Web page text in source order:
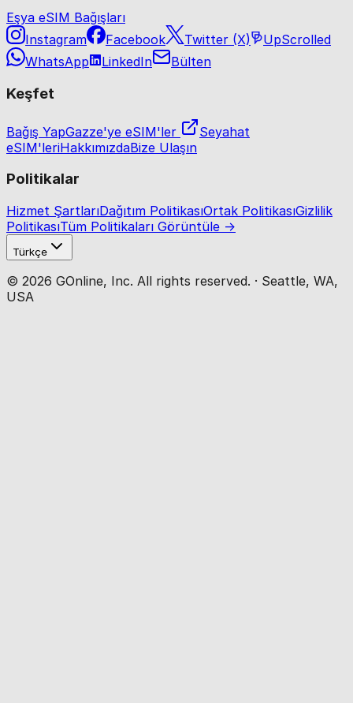
Eşya eSIM Bağışları
Instagram
Facebook Twitter (X)
UpScrolled
WhatsApp
LinkedIn Bülten
Keşfet
Bağış YapGazze'ye eSIM'ler
Seyahat
eSIM'leriHakkımızdaBize Ulaşın
Politikalar
Hizmet ŞartlarıDağıtım PolitikasıOrtak PolitikasıGizlilik
PolitikasıTüm Politikaları Görüntüle →
Türkçe
© 2026 GOnline, Inc. All rights reserved. · Seattle, WA,
USA